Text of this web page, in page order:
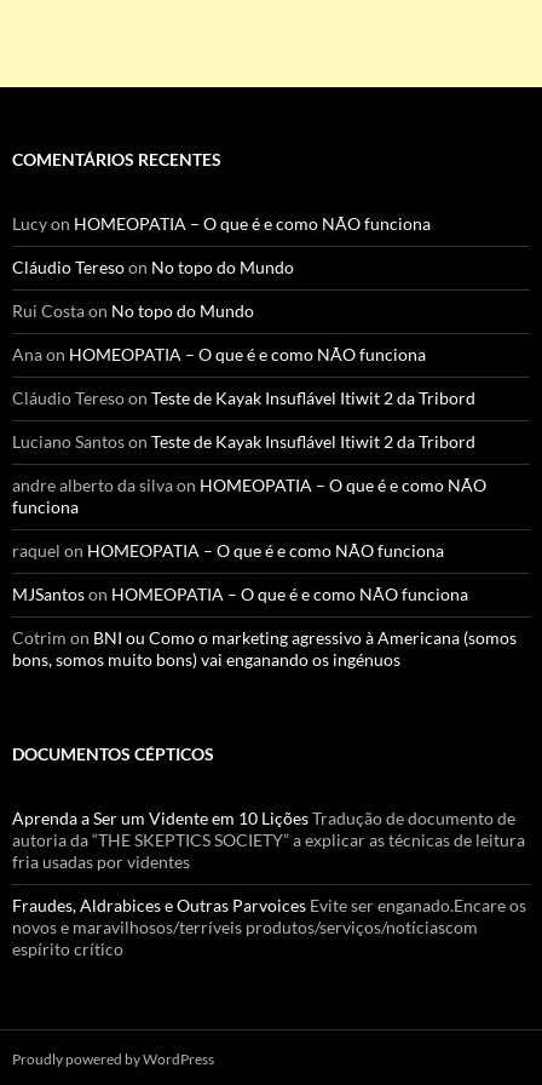
COMENTÁRIOS RECENTES
Lucyon HOMEOPATIA – O que é e como NÃO funciona
Cláudio Teresoon No topo do Mundo
Rui Costaon No topo do Mundo
Anaon HOMEOPATIA – O que é e como NÃO funciona
Cláudio Teresoon Teste de Kayak Insuflável Itiwit 2 da Tribord
Luciano Santoson Teste de Kayak Insuflável Itiwit 2 da Tribord
andre alberto da silvaon HOMEOPATIA – O que é e como NÃO
funciona
raquel on HOMEOPATIA – O que é e como NÃO funciona
MJSantoson HOMEOPATIA – O que é e como NÃO funciona
Cotrim on BNI ou Como o marketing agressivo à Americana (somos
bons, somos muito bons) vai enganando os ingénuos
DOCUMENTOS CÉPTICOS
Aprenda a Ser um Vidente em 10 LiçõesTradução de documento de
autoria da “THE SKEPTICS SOCIETY” a explicar as técnicas de leitura
fria usadas por videntes
Fraudes, Aldrabices e Outras Parvoices Evite ser enganado.Encare os
novos e maravilhosos/terríveis produtos/serviços/notíciascom
espírito crítico
Proudly powered by WordPress